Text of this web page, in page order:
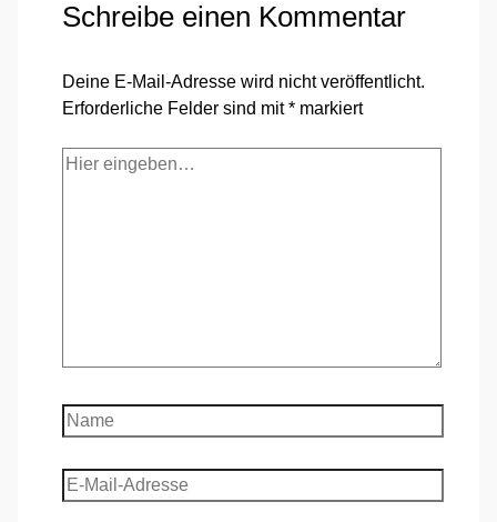
Schreibe einen Kommentar
Deine E-Mail-Adresse wird nicht veröffentlicht.
Erforderliche Felder sind mit* markiert
Hier
Name
E-
Mail-